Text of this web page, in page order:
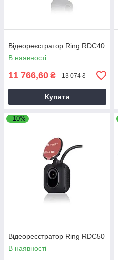
Відеореєстратор Ring RDC40
В наявності
11 766,60 ₴ 13 074 ₴
Купити
–10%
Відеореєстратор Ring RDC50
В наявності